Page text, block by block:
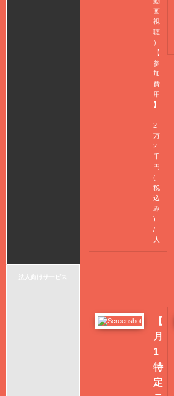
法人向けサービス
画
視
聴
）
【
参
加
費
用
】
2
万
2
千
円
(
税
込
み
)
/
人
【
月
1
特
定